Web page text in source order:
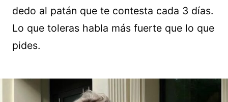
dedo al patán que te contesta cada 3 días.
Lo que toleras habla más fuerte que lo que
pides.